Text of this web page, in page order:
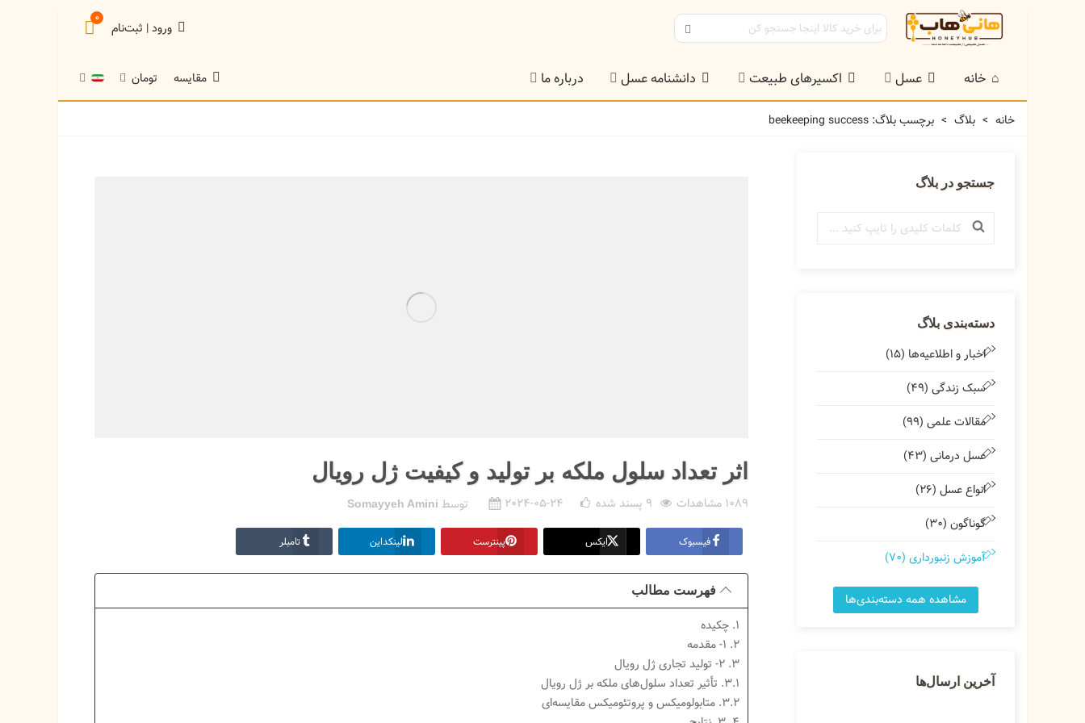
ورود | ثبت‌نام
0
خانه عسل اکسیرهای طبیعت دانشنامه عسل درباره ما مقایسه تومان
خانه > بلاگ > برچسب بلاگ: beekeeping success
جستجو در بلاگ
دسته‌بندی بلاگ
اخبار و اطلاعیه‌ها (15)
سبک زندگی (49)
مقالات علمی (99)
عسل درمانی (43)
انواع عسل (26)
گوناگون (30)
آموزش زنبورداری (70)
مشاهده همه دسته‌بندی‌ها
آخرین ارسال‌ها
اثر تعداد سلول ملکه بر تولید و کیفیت ژل رویال
1089 مشاهدات 9 پسند شده 2024-05-24 توسط Somayyeh Amini
فیسبوک ایکس پینترست لینکداین تامبلر
فهرست مطالب
1. چکیده
2. 1- مقدمه
3. 2- تولید تجاری ژل رویال
3.1. تأثیر تعداد سلول‌های ملکه بر ژل رویال
3.2. متابولومیکس و پروتئومیکس مقایسه‌ای